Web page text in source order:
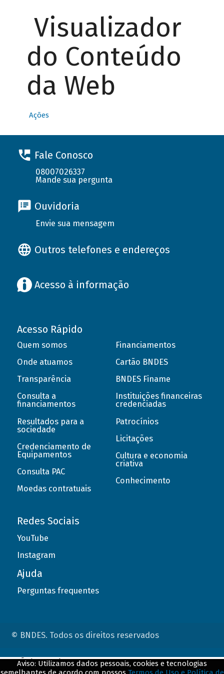
Visualizador
do Conteúdo
da Web
Ações
Fale Conosco
08007026337
Mande sua pergunta
Ouvidoria
Envie sua mensagem
Outros telefones e endereços
Acesso à informação
Acesso Rápido
Quem somos
Onde atuamos
Transparência
Consulta a
financiamentos
Resultados para a
sociedade
Credenciamento de
Equipamentos
Consulta PAC
Moedas contratuais
Financiamentos
Cartão BNDES
BNDES Finame
Instituições financeiras
credenciadas
Patrocínios
Licitações
Cultura e economia
criativa
Conhecimento
Redes Sociais
YouTube
Instagram
Ajuda
Perguntas frequentes
© BNDES. Todos os direitos reservados
Aviso: Utilizamos dados pessoais, cookies e tecnologias
ConteÃºdo complementar